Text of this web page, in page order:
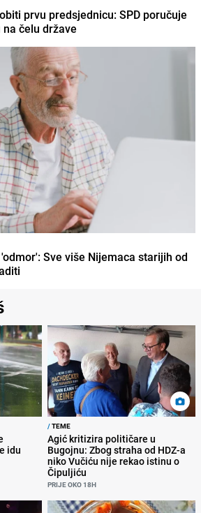
prvu predsjednicu: SPD poručuje
čelu države
Sve više Nijemaca starijih od
idu
/TEME
Agić kritizira političare u
Bugojnu: Zbog straha od HDZ-a
niko Vučiću nije rekao istinu o
Čipuljiću
PRIJE OKO 18H